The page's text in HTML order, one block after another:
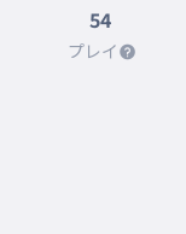
54
プレイ